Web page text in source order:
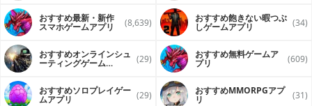
おすすめ最新・新作
スマホゲームアプリ (8,639) おすすめ飽きない暇つぶ
しゲームアプリ (34)
おすすめオンラインシュ
ーティングゲーム (29) おすすめ無料ゲームア
プリ (609)
おすすめソロプレイゲー
ムアプリ (29) おすすめ MMORPGアプ
リ (31)